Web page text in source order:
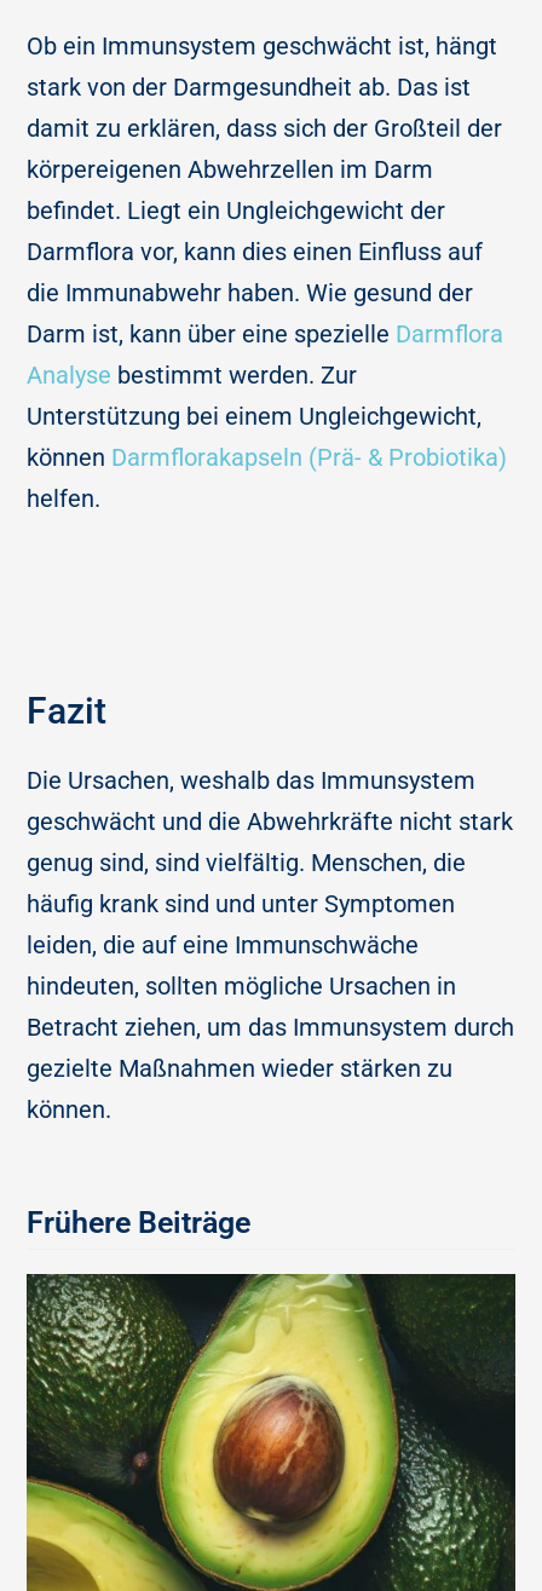
Ob ein Immunsystem geschwächt ist, hängt
stark von der Darmgesundheit ab. Das ist
damit zu erklären, dass sich der Großteil der
körpereigenen Abwehrzellen im Darm
befindet. Liegt ein Ungleichgewicht der
Darmflora vor, kann dies einen Einfluss auf
die Immunabwehr haben.Wie gesund der
Darm ist, kann über eine spezielle Darmflora
Analyse bestimmt werden. Zur
Unterstützung bei einem Ungleichgewicht,
können Darmflorakapseln (Prä- & Probiotika)
helfen.
Fazit
Die Ursachen, weshalb das Immunsystem
geschwächt und die Abwehrkräfte nicht stark
genug sind, sind vielfältig. Menschen, die
häufig krank sind und unter Symptomen
leiden, die auf eine Immunschwäche
hindeuten, sollten mögliche Ursachen in
Betracht ziehen, um das Immunsystem durch
gezielte Maßnahmen wieder stärken zu
können.
Frühere Beiträge